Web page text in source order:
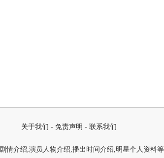
关于我们 - 免责声明 - 联系我们
情介绍,演员人物介绍,播出时间介绍,明星个人资料